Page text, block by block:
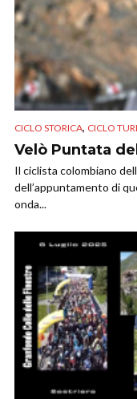
CICLO STORICA, CICLO
Velò Puntata
Il ciclista colombiano
dell’appuntamento di
onda...